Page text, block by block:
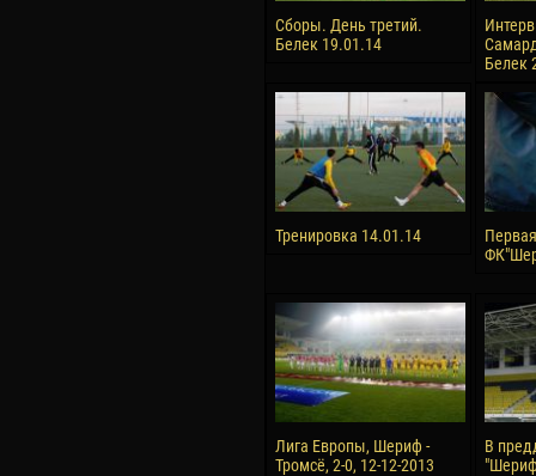
Сборы. День третий.
Белек 19.01.14
Белек
Тренировка 14.01.14
Лига Европы, Шериф -
Тромсё, 2-0, 12-12-2013
В